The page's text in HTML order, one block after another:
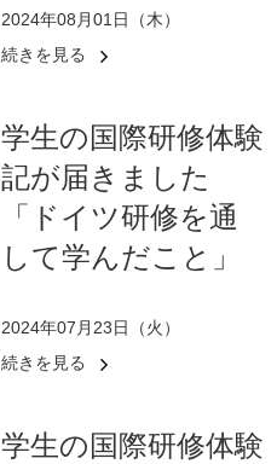
2024年08月01日（木）
続きを見る
学生の国際研修体験
記が届きました
「ドイツ研修を通
して学んだこと」
2024年07月23日（火）
続きを見る
学生の国際研修体験